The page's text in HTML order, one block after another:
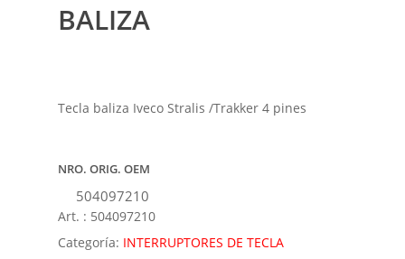
BALIZA
Tecla baliza Iveco Stralis /Trakker 4 pines
NRO. ORIG. OEM
504097210
Art. : 504097210
Categoría: INTERRUPTORES DE TECLA